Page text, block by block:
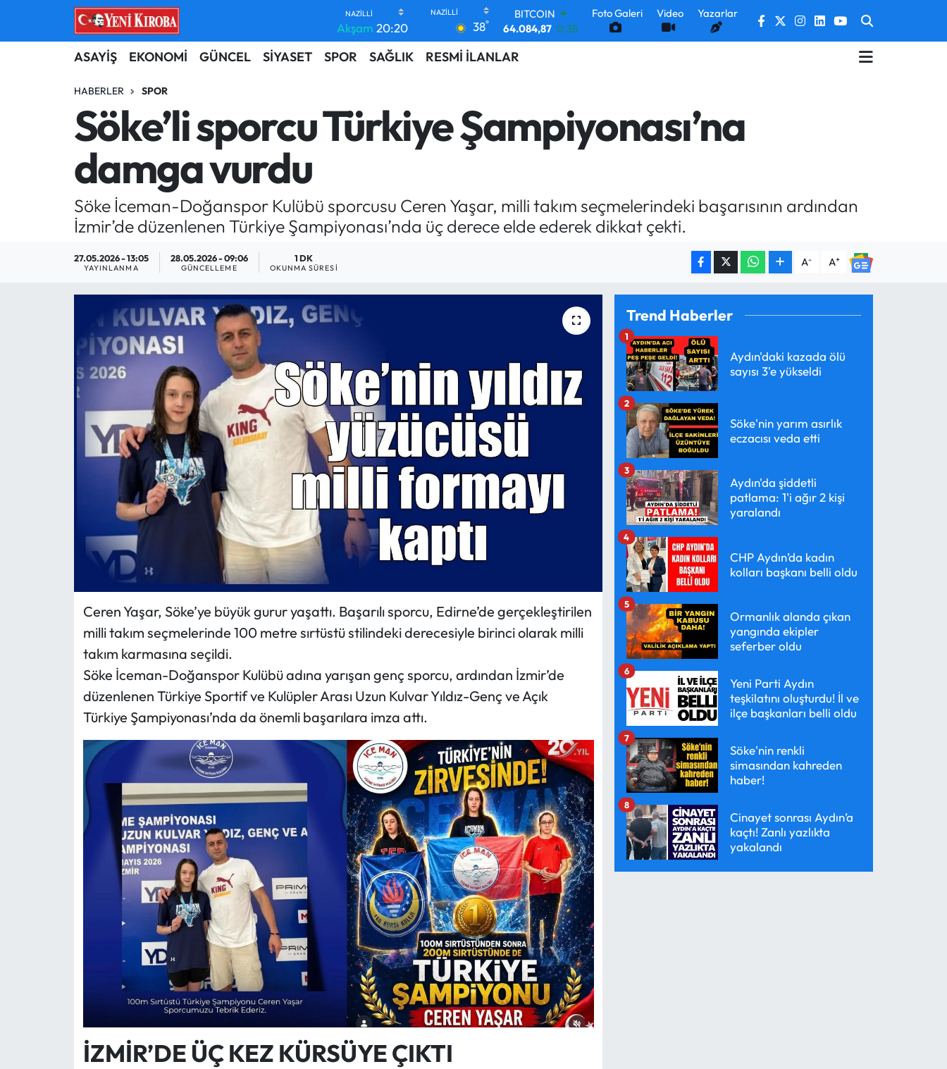
Akşam 20:20 38°
DOLAR
47,5760 0.1
EURO
55,0126
6422.94 3.06
BİST100
13.647 -30
Foto Galeri Video Yazarlar
ASAYİŞ EKONOMİ GÜNCEL SİYASET SPOR SAĞLIK RESMİ İLANLAR
HABERLER SPOR
Söke’li sporcu Türkiye Şampiyonası’na
damga vurdu
Söke İceman-Doğanspor Kulübü sporcusu Ceren Yaşar, milli takım seçmelerindeki başarısının ardından
İzmir’de düzenlenen Türkiye Şampiyonası’nda üç derece elde ederek dikkat çekti.
27.05.2026 - 13:05
YAYINLANMA
28.05.2026 - 09:06
GÜNCELLEME
1 DK
OKUNMA SÜRESI A- A+
Ceren Yaşar, Söke’ye büyük gurur yaşattı. Başarılı sporcu, Edirne’de gerçekleştirilen
milli takım seçmelerinde 100 metre sırtüstü stilindeki derecesiyle birinci olarak milli
takım karmasına seçildi.
Söke İceman-Doğanspor Kulübü adına yarışan genç sporcu, ardından İzmir’de
düzenlenen Türkiye Sportif ve Kulüpler Arası Uzun Kulvar Yıldız-Genç ve Açık
Türkiye Şampiyonası’nda da önemli başarılara imza attı.
İZMİR’DE ÜÇ KEZ KÜRSÜYE ÇIKTI
Trend Haberler
Aydın'daki kazada ölü
sayısı 3'e yükseldi
1
Söke'nin yarım asırlık
eczacısı veda etti
2
Aydın'da şiddetli
patlama: 1'i ağır 2 kişi
yaralandı
3
CHP Aydın’da kadın
kolları başkanı belli oldu
4
Ormanlık alanda çıkan
yangında ekipler
seferber oldu
5
Yeni Parti Aydın
teşkilatını oluşturdu! İl ve
ilçe başkanları belli oldu
6
Söke'nin renkli
simasından kahreden
haber!
7
Cinayet sonrası Aydın’a
kaçtı! Zanlı yazlıkta
yakalandı
8
ASAYİŞ
BİLİM-TEKNOLOJİ
ÇEVRE
DÜNYA
EĞİTİM
EKONOMİ
GÜNCEL
MAGAZİN
SAĞLIK
SİYASET
RESMİ İLANLAR
HABER İLAN
Aydın Nöbetçi Eczaneler
Aydın Hava Durumu
Aydin Namaz Vakitleri
Aydın Trafik Yoğunluk Haritası
Süper Lig Puan Durumu ve Fikstür
Tüm Manşetler
Son Dakika Haberleri